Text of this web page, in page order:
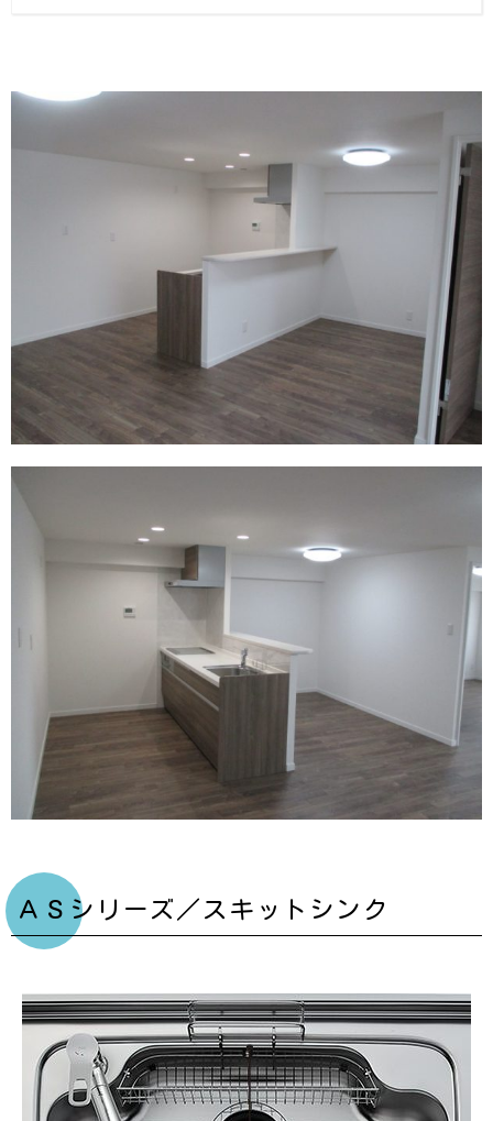
ＡＳシリーズ／スキットシンク